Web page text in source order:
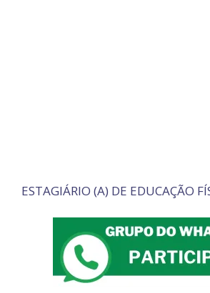
ESTAGIÁRIO (A) DE EDUCAÇÃO